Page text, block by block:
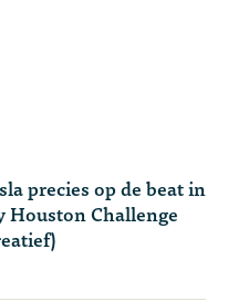
precies op de beat in
Houston Challenge